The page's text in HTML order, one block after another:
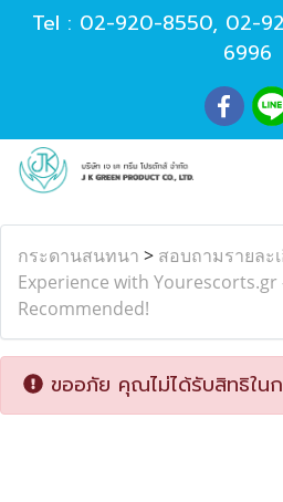
Tel : 02-920-8550, 02-
6996
กระดานสนทนา > สอบถามรายละ
Experience with Yourescorts.gr
Recommended!
ขออภัย คุณไม่ได้รับสิทธิในก